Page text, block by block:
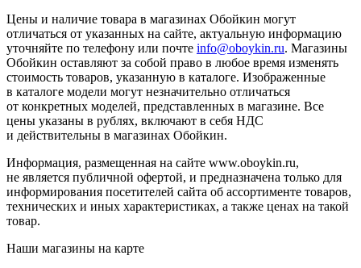
Цены и наличие товара в магазинах Обойкин могут
отличаться от указанных на сайте, актуальную информацию
уточняйте по телефону или почте info@oboykin.ru. Магазины
Обойкин оставляют за собой право в любое время изменять
стоимость товаров, указанную в каталоге. Изображенные
в каталоге модели могут незначительно отличаться
от конкретных моделей, представленных в магазине. Все
цены указаны в рублях, включают в себя НДС
и действительны в магазинах Обойкин.
Информация, размещенная на сайте www.oboykin.ru,
не является публичной офертой, и предназначена только для
информирования посетителей сайта об ассортименте товаров,
технических и иных характеристиках, а также ценах на такой
товар.
Наши магазины на карте